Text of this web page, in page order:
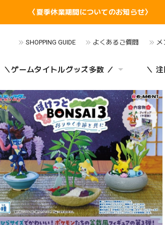
〈夏季休業期間についてのお知らせ〉
SHOPPING GUIDE よくあるご質問 メ
＼ゲームタイトルグッズ多数 ／ ＼